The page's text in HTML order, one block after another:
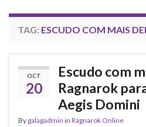
TAG: ESCUDO COM MAIS
OCT
20
Escudo com
Ragnarok
Aegis Domini
By galagadmin in Ragnarok Online